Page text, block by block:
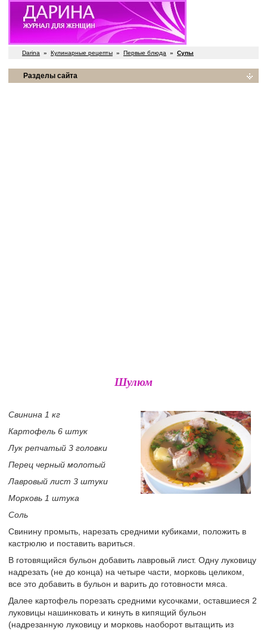
Darina » Кулинарные рецепты » Первые блюда » Супы
Разделы сайта
Шулюм
Свинина 1 кг
Картофель 6 штук
Лук репчатый 3 головки
Перец черный молотый
Лавровый лист 3 штуки
Морковь 1 штука
Соль
Свинину промыть, нарезать средними кубиками, положить в
кастрюлю и поставить вариться.
В готовящийся бульон добавить лавровый лист. Одну луковицу
надрезать (не до конца) на четыре части, морковь целиком,
все это добавить в бульон и варить до готовности мяса.
Далее картофель порезать средними кусочками, оставшиеся 2
луковицы нашинковать и кинуть в кипящий бульон
(надрезанную луковицу и морковь наоборот вытащить из